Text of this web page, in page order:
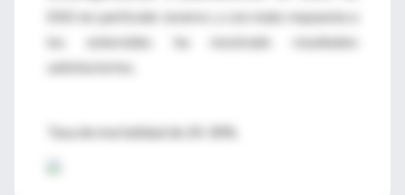
EAD en particular severos y con mala respuesta a
los esteroides ha mostrado resultados
satisfactorios.
Tasa de mortalidad de 20-30%.